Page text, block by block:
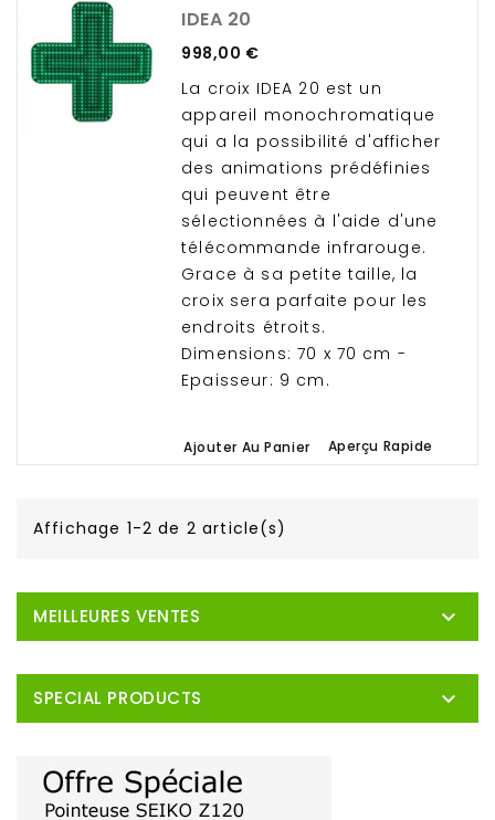
IDEA 20
998,00 €Prix
La croix IDEA 20 est un
appareil monochromatique
qui a la possibilité d'afficher
des animations prédéfinies
qui peuvent être
sélectionnées à l'aide d'une
télécommande infrarouge.
Grace à sa petite taille, la
croix sera parfaite pour les
endroits étroits.
Dimensions: 70 x 70 cm -
Epaisseur: 9 cm.
Ajouter Au Panier Aperçu Rapide
Affichage 1-2 de 2 article(s)
MEILLEURES VENTES 
SPECIAL PRODUCTS 